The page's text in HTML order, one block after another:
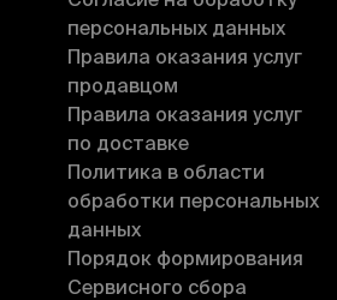
персональных данных
Правила оказания услуг
продавцом
Правила оказания услуг
по доставке
Политика в области
обработки персональных
данных
Порядок формирования
Сервисного сбора